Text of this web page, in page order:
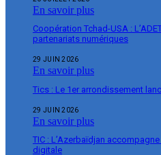
En savoir plus
Coopération Tchad-USA :
partenariats numériques
29 JUIN 2026
En savoir plus
Tics : Le 1er arrondissement
29 JUIN 2026
En savoir plus
TIC : L’Azerbaïdjan
digitale